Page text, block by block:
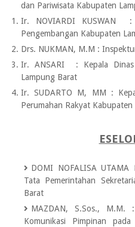
dan Pariwisata Kabupaten
Ir. NOVIARDI KUSWAN
:
Pengembangan Kabupaten
Drs. NUKMAN, M.M :
Ir. ANSARI
:
Kepala
Lampung Barat
Ir. SUDARTO M, MM
:
Perumahan Rakyat
DOMI NOFALISA UTAMA
Tata Pemerintahan
Barat
MAZDAN, S.Sos., M.M.
:
Komunikasi Pimpinan